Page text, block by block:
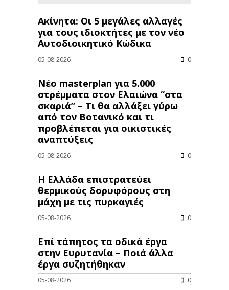
Ακίνητα: Οι 5 μεγάλες αλλαγές
για τους ιδιοκτήτες με τον νέο
Αυτοδιοικητικό Κώδικα
05-08-2026 0
Νέο masterplan για 5.000
στρέμματα στον Ελαιώνα “στα
σκαριά” – Τι θα αλλάξει γύρω
από τον Βοτανικό και τι
προβλέπεται για οικιστικές
αναπτύξεις
05-08-2026 0
Η Ελλάδα επιστρατεύει
θερμικούς δορυφόρους στη
μάχη με τις πυρκαγιές
05-08-2026 0
Επί τάπητος τα οδικά έργα
στην Ευρυτανία – Ποιά άλλα
έργα συζητήθηκαν
05-08-2026 0